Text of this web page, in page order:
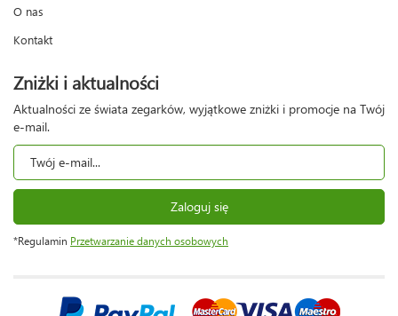
O nas
Kontakt
Zniżki i aktualności
Aktualności ze świata zegarków, wyjątkowe zniżki i promocje na Twój
e-mail.
Zaloguj się
*Regulamin Przetwarzanie danych osobowych